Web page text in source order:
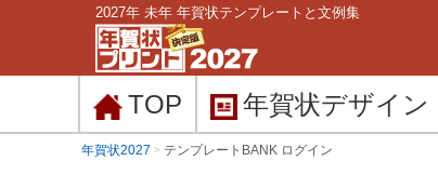
2027年 未年 年賀状テンプレートと文例集
TOP 年賀状デザイン
年賀状2027 テンプレートBANK ログイン